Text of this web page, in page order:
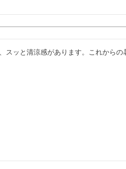
スッと清涼感があります。これからの